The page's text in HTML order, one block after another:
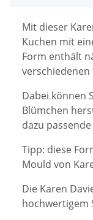
Mit dieser
Kuchen mit
Form enthält
Dabei können
Blümchen
dazu
Tipp: diese
Mould von
Die Karen
hochwertigem